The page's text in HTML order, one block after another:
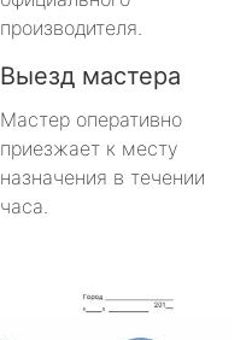
производителя.
Выезд мастера
Мастер оперативно
приезжает к месту
назначения в течении
часа.